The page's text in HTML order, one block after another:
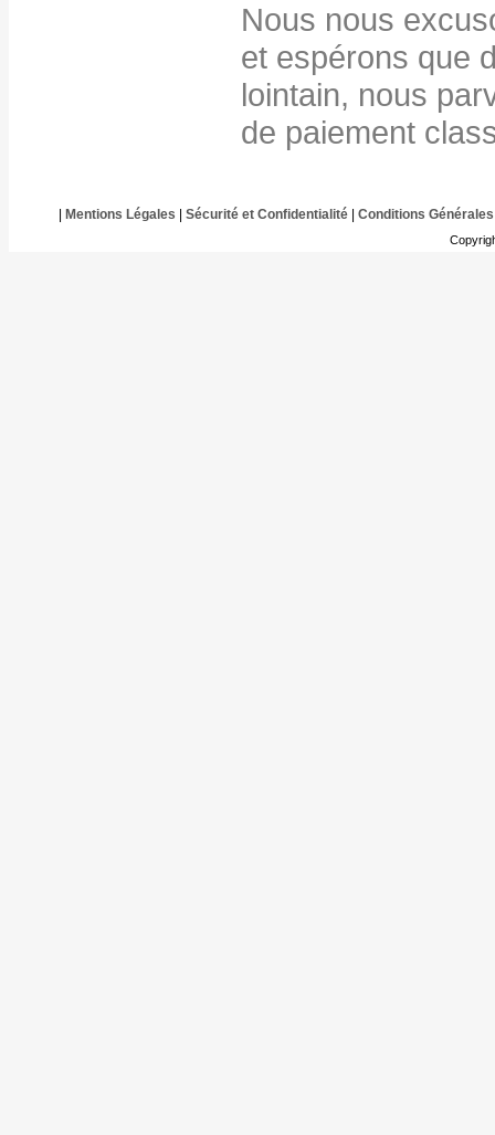
Nous nous
et espérons que
lointain, nous
de paiement
Mentions Légales Sécurité et Confidentialité| Conditions Générales